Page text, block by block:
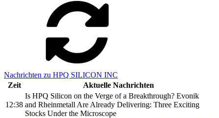
Nachrichten zu HPQ SILICON INC
Zeit
Aktuelle Nachrichten
12:38
Is HPQ Silicon on the Verge of a Breakthrough? Evonik
and Rheinmetall Are Already Delivering: Three Exciting
Stocks Under the Microscope